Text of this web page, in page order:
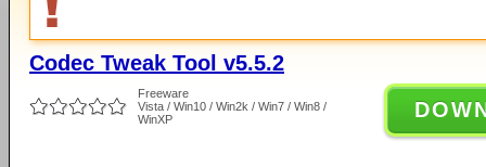
Codec Tweak Tool v5.5.2
Freeware
Vista / Win10 / Win2k / Win7 / Win8 /
WinXP